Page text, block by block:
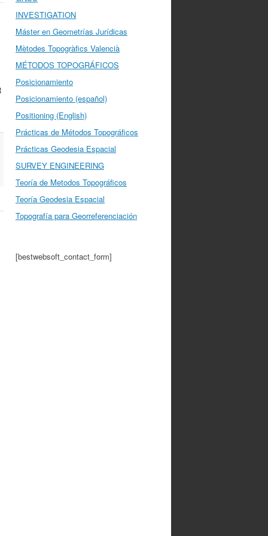
INVESTIGATION
Máster en Geometrías Jurídicas
Mètodes Topogràfics Valencià
MÉTODOS TOPOGRÁFICOS
Posicionamiento
Posicionamiento (español)
Positioning (English)
Prácticas de Métodos Topográficos
Prácticas Geodesia Espacial
SURVEY ENGINEERING
Teoría de Metodos Topográficos
Teoría Geodesia Espacial
Topografía para Georreferenciación
[bestwebsoft_contact_form]